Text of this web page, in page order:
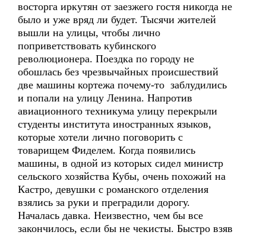
восторга иркутян от заезжего гостя никогда не
было и уже вряд ли будет. Тысячи жителей
вышли на улицы, чтобы лично
поприветствовать кубинского
революционера. Поездка по городу не
обошлась без чрезвычайных происшествий
две машины кортежа почему-то заблудились
и попали на улицу Ленина. Напротив
авиационного техникума улицу перекрыли
студенты института иностранных языков,
которые хотели лично поговорить с
товарищем Фиделем. Когда появились
машины, в одной из которых сидел министр
сельского хозяйства Кубы, очень похожий на
Кастро, девушки с романского отделения
взялись за руки и преградили дорогу.
Началась давка. Неизвестно, чем бы все
закончилось, если бы не чекисты. Быстро взяв